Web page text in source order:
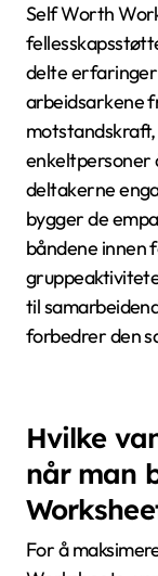
erfaringer.
fremmer
gi konstruktiv
bidrag for å
Hvordan
Self Worth
delte erfaringer
arbeidsarkene
bygger de
båndene innen
forbedrer den